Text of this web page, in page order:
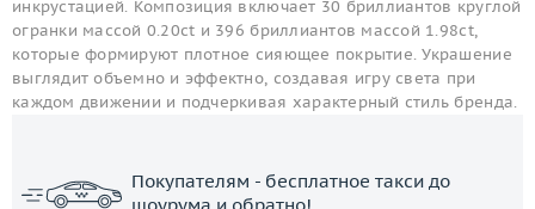
инкрустацией. Композиция включает 30 бриллиантов круглой
огранки массой 0.20ct и 396 бриллиантов массой 1.98ct,
которые формируют плотное сияющее покрытие. Украшение
выглядит объемно и эффектно, создавая игру света при
каждом движении и подчеркивая характерный стиль бренда.
Покупателям - бесплатное такси до